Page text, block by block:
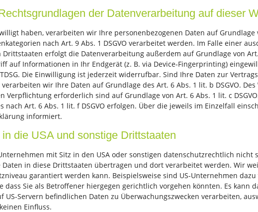
der Datenverarbeitung auf dieser
haben, verarbeiten wir Ihre personenbezogenen Daten auf Grundlage
nach Art. 9 Abs. 1 DSGVO verarbeitet werden. Im Falle einer
erfolgt die Datenverarbeitung außerdem auf Grundlage von
auf Informationen in Ihr Endgerät (z. B. via Device-Fingerprinting)
Die Einwilligung ist jederzeit widerrufbar. Sind Ihre Daten zur
wir Ihre Daten auf Grundlage des Art. 6 Abs. 1 lit. b DSGVO.
erforderlich sind auf Grundlage von Art. 6 Abs. 1 lit. c
nach Art. 6 Abs. 1 lit. f DSGVO erfolgen. Über die jeweils im Einzelfall
informiert.
die USA und sonstige Drittstaaten
mit Sitz in den USA oder sonstigen datenschutzrechtlich nicht
in diese Drittstaaten übertragen und dort verarbeitet werden. Wir
garantiert werden kann. Beispielsweise sind US-Unternehmen
Sie als Betroffener hiergegen gerichtlich vorgehen könnten. Es kann
US-Servern befindlichen Daten zu Überwachungszwecken verarbeiten,
Einfluss.